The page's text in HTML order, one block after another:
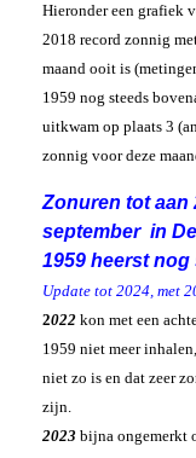
Hieronder een grafiek
2018 record zonnig
maand ooit is
1959 nog steeds
uitkwam op plaats 3
zonnig voor deze
Zonuren tot aan
september in
1959 heerst nog
Update tot 2024, met
2022 kon met een
1959 niet meer
niet zo is en dat zeer
zijn.
2023 bijna ongemerkt